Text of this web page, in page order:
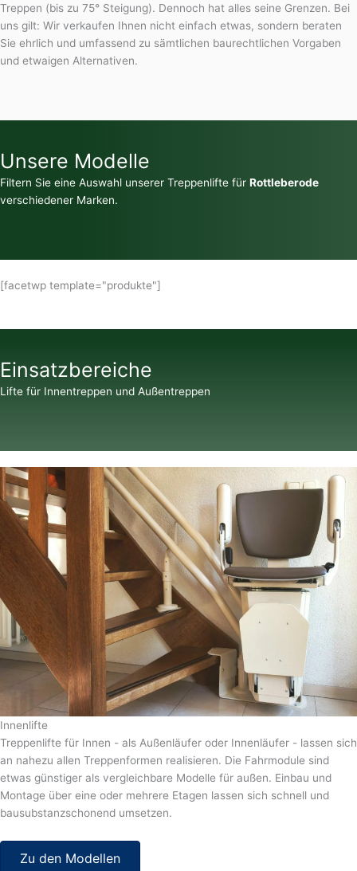
Treppen (bis zu 75° Steigung). Dennoch hat alles seine Grenzen. Bei
uns gilt: Wir verkaufen Ihnen nicht einfach etwas, sondern beraten
Sie ehrlich und umfassend zu sämtlichen baurechtlichen Vorgaben
und etwaigen Alternativen.
Unsere Modelle
Filtern Sie eine Auswahl unserer Treppenlifte für Rottleberode
verschiedener Marken.
[facetwp template="produkte"]
Einsatzbereiche
Lifte für Innentreppen und Außentreppen
Innenlifte
Treppenlifte für Innen - als Außenläufer oder Innenläufer - lassen sich
an nahezu allen Treppenformen realisieren. Die Fahrmodule sind
etwas günstiger als vergleichbare Modelle für außen. Einbau und
Montage über eine oder mehrere Etagen lassen sich schnell und
bausubstanzschonend umsetzen.
Zu den Modellen